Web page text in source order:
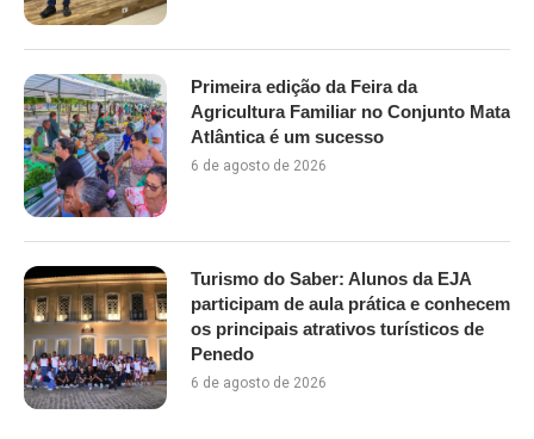
Primeira edição da Feira da
Agricultura Familiar no Conjunto Mata
Atlântica é um sucesso
6 de agosto de 2026
Turismo do Saber: Alunos da EJA
participam de aula prática e conhecem
os principais atrativos turísticos de
Penedo
6 de agosto de 2026